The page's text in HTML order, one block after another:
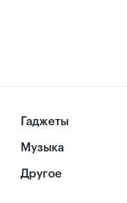
Гаджеты
Музыка
Другое